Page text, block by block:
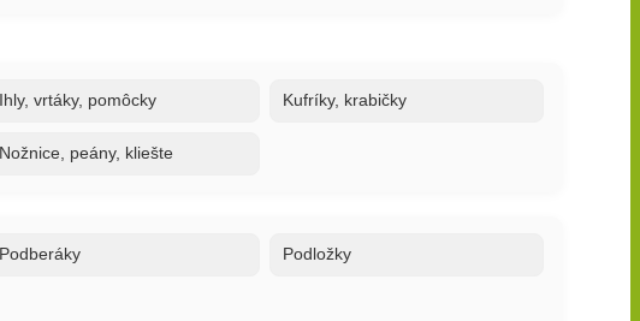
Ihly, vrtáky, pomôcky Kufríky, krabičky
Nožnice, peány, kliešte
Podberáky Podložky